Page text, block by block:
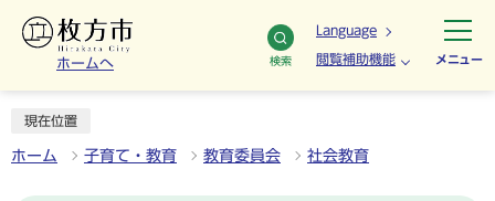
ホームへ 検索
Language
閲覧補助機能 メニュー
現在位置
ホーム 子育て・教育 教育委員会 社会教育